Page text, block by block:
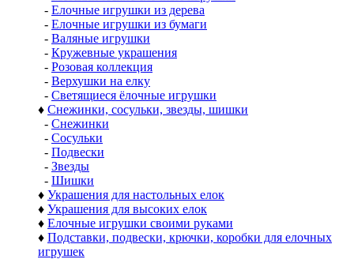
- Елочные игрушки из дерева
- Елочные игрушки из бумаги
- Валяные игрушки
- Кружевные украшения
- Розовая коллекция
- Верхушки на елку
- Светящиеся ёлочные игрушки
♦ Снежинки, сосульки, звезды, шишки
- Снежинки
- Сосульки
- Подвески
- Звезды
- Шишки
♦ Украшения для настольных елок
♦ Украшения для высоких елок
♦ Елочные игрушки своими руками
♦ Подставки, подвески, крючки, коробки для елочных
игрушек